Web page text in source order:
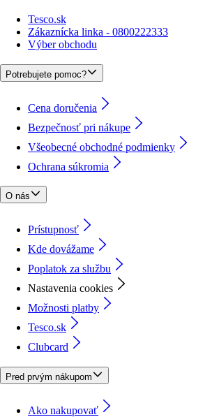
Tesco.sk
Zákaznícka linka - 0800222333
Výber obchodu
Potrebujete pomoc?
Cena doručenia
Bezpečnosť pri nákupe
Všeobecné obchodné podmienky
Ochrana súkromia
O nás
Prístupnosť
Kde dovážame
Poplatok za službu
Nastavenia cookies
Možnosti platby
Tesco.sk
Clubcard
Pred prvým nákupom
Ako nakupovať